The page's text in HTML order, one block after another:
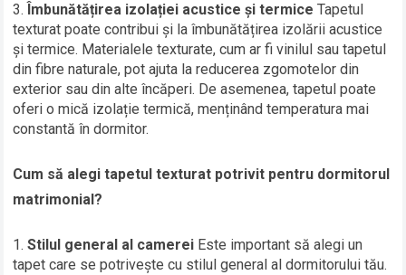
Îmbunătățirea izolației acustice și termice Tapetul
texturat poate contribui și la îmbunătățirea izolării acustice
și termice. Materialele texturate, cum ar fi vinilul sau tapetul
din fibre naturale, pot ajuta la reducerea zgomotelor din
exterior sau din alte încăperi. De asemenea, tapetul poate
oferi o mică izolație termică, menținând temperatura mai
constantă în dormitor.
Cum să alegi tapetul texturat potrivit pentru dormitorul
matrimonial?
Stilul general al camerei Este important să alegi un
tapet care se potrivește cu stilul general al dormitorului tău.